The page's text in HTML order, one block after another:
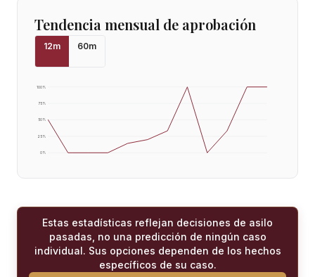
Tendencia mensual de aprobación
12m 60m
0%
25%
50%
75%
100%
Estas estadísticas reflejan decisiones de asilo
pasadas, no una predicción de ningún caso
individual. Sus opciones dependen de los hechos
específicos de su caso.